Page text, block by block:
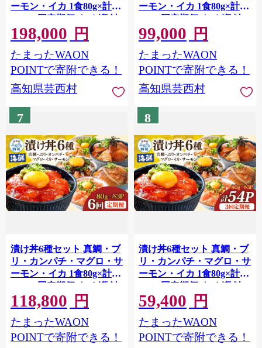
ーモン・イカ 1食80g×計
180P 6回定期便 タイ 鰤 鮪
海鮮丼 刺身 海鮮 魚介 魚
お茶漬け 炊き込みご飯 惣
菜 おかず 冷凍 配送
198,000 円
たまったWAON
POINTで寄附できる！
高知県芸西村
ーモン・イカ 1食80g×計
90P 3回定期便 タイ 鰤 鮪
海鮮丼 刺身 海鮮 魚介 魚
お茶漬け 炊き込みご飯 惣
菜 おかず 冷凍 配送
99,000 円
たまったWAON
POINTで寄附できる！
高知県芸西村
7
漬け丼6種セット 真鯛・ブ
リ・カンパチ・マグロ・サ
ーモン・イカ 1食80g×計
108P 6回定期便 タイ 鰤 鮪
海鮮丼 刺身 海鮮 魚介 魚
お茶漬け 炊き込みご飯 惣
菜 おかず 冷凍 配送
118,800 円
たまったWAON
POINTで寄附できる！
8
漬け丼6種セット 真鯛・ブ
リ・カンパチ・マグロ・サ
ーモン・イカ 1食80g×計
54P 3回定期便 タイ 鰤 鮪
海鮮丼 刺身 海鮮 魚介 魚
お茶漬け 炊き込みご飯 惣
菜 おかず 冷凍 配送
59,400 円
たまったWAON
POINTで寄附できる！